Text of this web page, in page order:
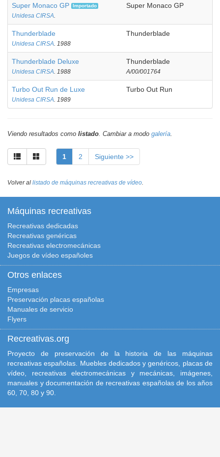
Super Monaco GP Importado
Unidesa CIRSA.
Super Monaco GP
Thunderblade
Unidesa CIRSA. 1988
Thunderblade
Thunderblade Deluxe
Unidesa CIRSA. 1988
Thunderblade
A/00/001764
Turbo Out Run de Luxe
Unidesa CIRSA. 1989
Turbo Out Run
Viendo resultados como listado. Cambiar a modo galería.
1 2 Siguiente >>
Volver al listado de máquinas recreativas de vídeo.
Máquinas recreativas
Recreativas dedicadas
Recreativas genéricas
Recreativas electromecánicas
Juegos de vídeo españoles
Otros enlaces
Empresas
Preservación placas españolas
Manuales de servicio
Flyers
Recreativas.org
Proyecto de preservación de la historia de las máquinas
recreativas españolas. Muebles dedicados y genéricos, placas de
vídeo, recreativas electromecánicas y mecánicas, imágenes,
manuales y documentación de recreativas españolas de los años
60, 70, 80 y 90.